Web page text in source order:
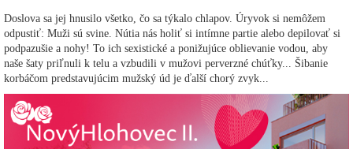
Doslova sa jej hnusilo všetko, čo sa týkalo chlapov. Úryvok si nemôžem
odpustiť: Muži sú svine. Nútia nás holiť si intímne partie alebo depilovať si
podpazušie a nohy! To ich sexistické a ponižujúce oblievanie vodou, aby
naše šaty priľnuli k telu a vzbudili v mužovi perverzné chúťky... Šibanie
korbáčom predstavujúcim mužský úd je ďalší chorý zvyk...